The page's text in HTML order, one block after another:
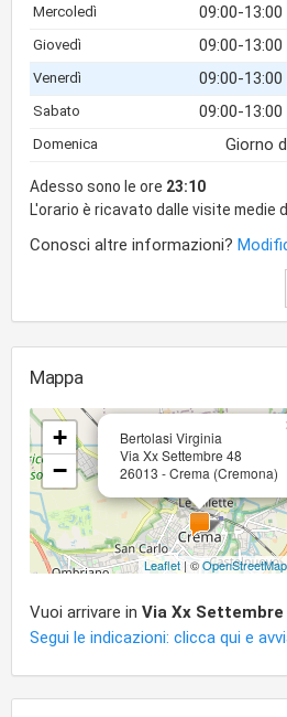
Mercoledì 09:00-13:00
Giovedì 09:00-13:00
Venerdì 09:00-13:00
Sabato 09:00-13:00
Domenica Giorno
Adesso sono le ore 23:10
L'orario è ricavato dalle visite medie
Conosci altre informazioni?
Mappa
Bertolasi Virginia
Via Xx Settembre 48
26013 - Crema (Cremona)
+
−
Leaflet | ©OpenStreetMap
Vuoi arrivare in Via Xx Settembre
Segui le indicazioni: clicca qui e